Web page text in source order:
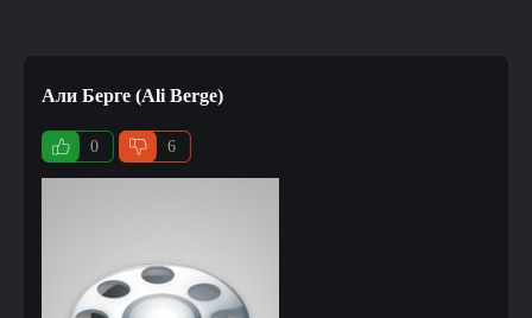
Али Берге (Ali Berge)
0 6